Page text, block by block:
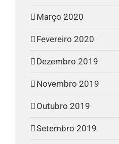
Março 2020
Fevereiro 2020
Dezembro 2019
Novembro 2019
Outubro 2019
Setembro 2019